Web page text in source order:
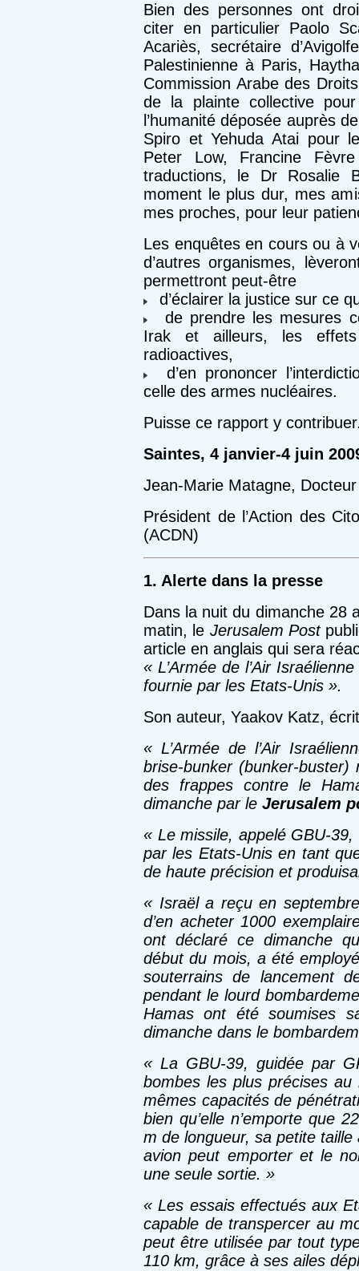
Bien des personnes ont
citer en particulier Paolo
Acariès, secrétaire
Palestinienne à Paris,
Commission Arabe des
de la plainte collective
l’humanité déposée auprès
Spiro et Yehuda Atai pour
Peter Low, Francine
traductions, le Dr Rosalie
moment le plus dur, mes
mes proches, pour leur
Les enquêtes en cours ou à
d’autres organismes,
permettront peut-être
d’éclairer la justice sur ce
de prendre les mesures
Irak et ailleurs, les
radioactives,
d’en prononcer
celle des armes nucléaires.
Puisse ce rapport y
Saintes, 4 janvier-4 juin
Jean-Marie Matagne,
Président de l’Action des
(ACDN)
1. Alerte dans la presse
Dans la nuit du dimanche 28
matin, le Jerusalem Post
article en anglais qui sera
« L’Armée de l’Air
fournie par les Etats-Unis ».
Son auteur, Yaakov Katz,
« L’Armée de l’Air
brise-bunker (bunker-
des frappes contre le
dimanche par le Jerusalem
« Le missile, appelé GBU-
par les Etats-Unis en tant
de haute précision et
« Israël a reçu en
d’en acheter 1000
ont déclaré ce dimanche
début du mois, a été
souterrains de lancement
pendant le lourd
Hamas ont été soumises
dimanche dans le
« La GBU-39, guidée par
bombes les plus précises
mêmes capacités de
bien qu’elle n’emporte que
m de longueur, sa petite taille
avion peut emporter et le
une seule sortie. »
« Les essais effectués aux
capable de transpercer au
peut être utilisée par tout
110 km, grâce à ses ailes